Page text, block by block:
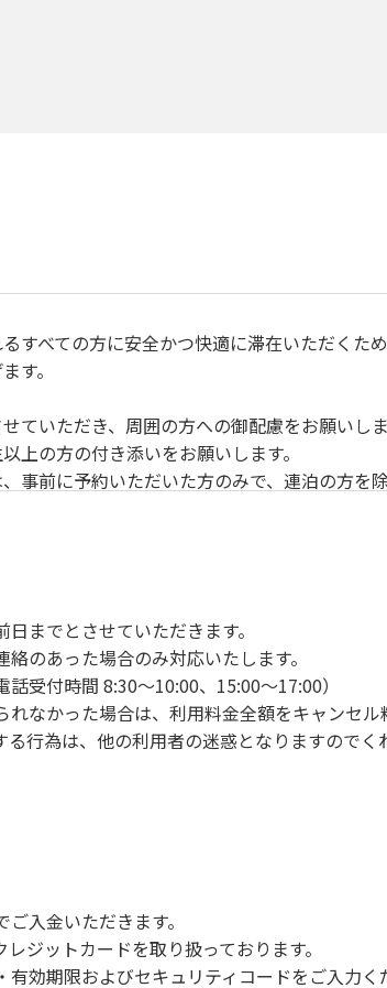
すべての方に安全かつ快適に滞在いただくた
す。
ていただき、周囲の方への御配慮をお願いしま
上の方の付き添いをお願いします。
事前に予約いただいた方のみで、連泊の方を
めてください。
場合は午後5時まで）です。チェックインの
分から午前10時までの間にゴミステーショ
す。
ンプファイヤー、打ち上げ式花火、テントサ
ると短時間で増水し、川原で遊んでいると大
も、上流で雨が降り急に増水することがある
までとさせていただきます。
のあった場合のみ対応いたします。
受付時間 8:30～10:00、15:00～17:00）
なかった場合は、利用料金全額をキャンセル
行為は、他の利用者の迷惑となりますのでく
入金いただきます。
ジットカードを取り扱っております。
効期限およびセキュリティコードをご入力く